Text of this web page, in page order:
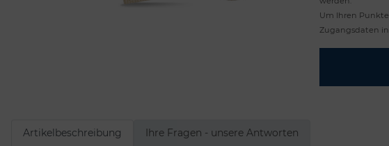
Um Ihren
Zugangsdaten
Artikelbeschreibung Ihre Fragen - unsere Antworten